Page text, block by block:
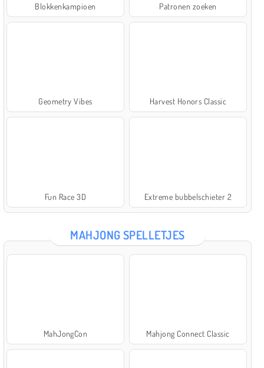
Blokkenkampioen Patronen zoeken
Geometry Vibes Harvest Honors Classic
Fun Race 3D Extreme bubbelschieter 2
MAHJONG SPELLETJES
MahJongCon Mahjong Connect Classic